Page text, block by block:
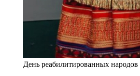
День реабилитированных